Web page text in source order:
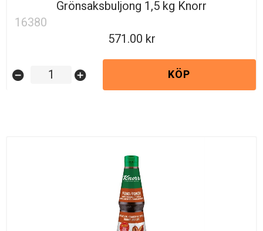
Grönsaksbuljong 1,5 kg Knorr
16380
571.00
remove_circle add_circle KÖP